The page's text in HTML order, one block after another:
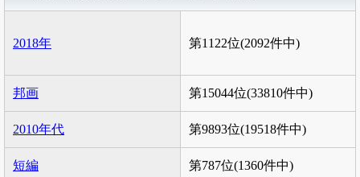
2018年 第1122位(2092件中)
邦画 第15044位(33810件中)
2010年代 第9893位(19518件中)
短編 第787位(1360件中)